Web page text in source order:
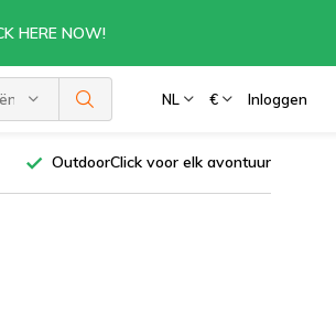
NL € Inloggen
HERE NOW!
OutdoorClick voor elk avontuur